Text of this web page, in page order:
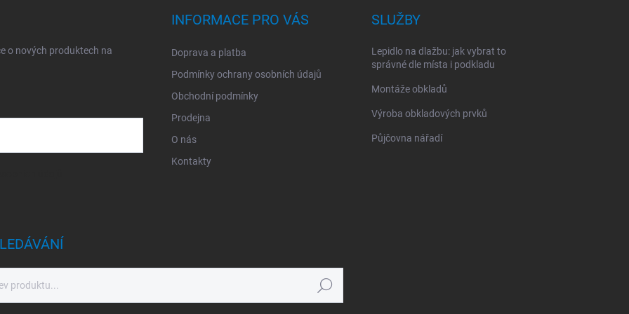
o nových produktech na
INFORMACE PRO VÁS
Doprava a platba
Podmínky ochrany osobních údajů
Obchodní podmínky
Prodejna
O nás
Kontakty
SLUŽBY
Lepidlo na dlažbu: jak vybrat to
správné dle místa i podkladu
Montáže obkladů
Výroba obkladových prvků
Půjčovna nářadí
Hledat